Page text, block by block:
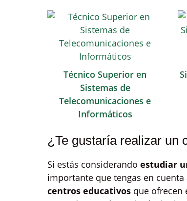
Técnico Superior en
Sistemas de
Telecomunicaciones e
Informáticos
¿Te gustaría realizar un
Si estás considerando estudiar
importante que tengas en
centros educativos que ofrecen